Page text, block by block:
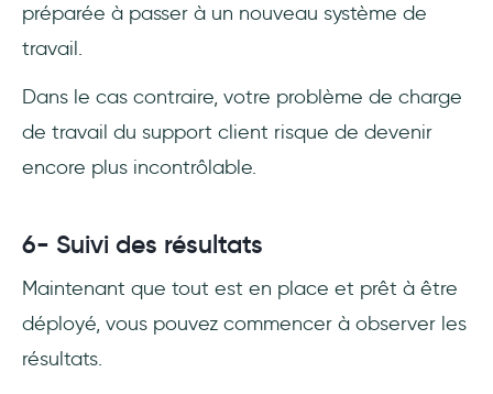
préparée à passer à un nouveau système de
travail.
Dans le cas contraire, votre problème de charge
de travail du support client risque de devenir
encore plus incontrôlable.
6- Suivi des résultats
Maintenant que tout est en place et prêt à être
déployé, vous pouvez commencer à observer les
résultats.